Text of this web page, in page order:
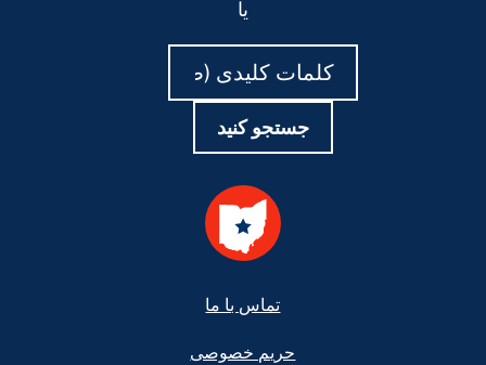
جستجو کنید
تماس با ما
حریم خصوصی